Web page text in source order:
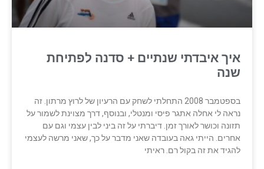
איך איבדתי שנתיים + סדנה לפתיחת
שנה
בספטמבר 2008 התחלתי לשחק עם הרעיון של לרוץ מרתון. זה
נראה לי אחלה אתגר פיסי ומנטלי, ובנוסף, דרך מצוינת לשמור על
תזונה וכושר לאורך זמן. דיברתי על זה ביני לבין עצמי וגם עם
אחרים. הייתי גאה בעובדה שאני מדבר על כך, שאני מרשה לעצמי
להגיד את זה בקול רם. ראיתי